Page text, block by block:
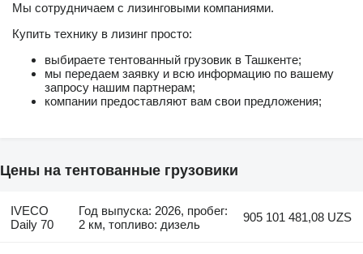
Мы сотрудничаем с лизинговыми компаниями.
Купить технику в лизинг просто:
выбираете тентованный грузовик в Ташкенте;
мы передаем заявку и всю информацию по вашему
запросу нашим партнерам;
компании предоставляют вам свои предложения;
Цены на тентованные грузовики
IVECO
Daily 70
Год выпуска: 2026, пробег:
2 км, топливо: дизель
905 101 481,08 UZS